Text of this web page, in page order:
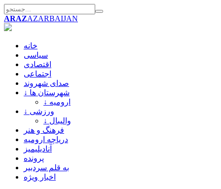
ARAZAZARBAIJAN
خانه
سیاسی
اقتصادی
اجتماعی
صدای شهروند
↓ شهرستان ها
↓ ارومیه
↓ ورزشی
↓ والیبال
فرهنگ و هنر
دریاچه ارومیه
آنادیلیمیز
پرونده
به قلم سردبیر
اخبار ویژه